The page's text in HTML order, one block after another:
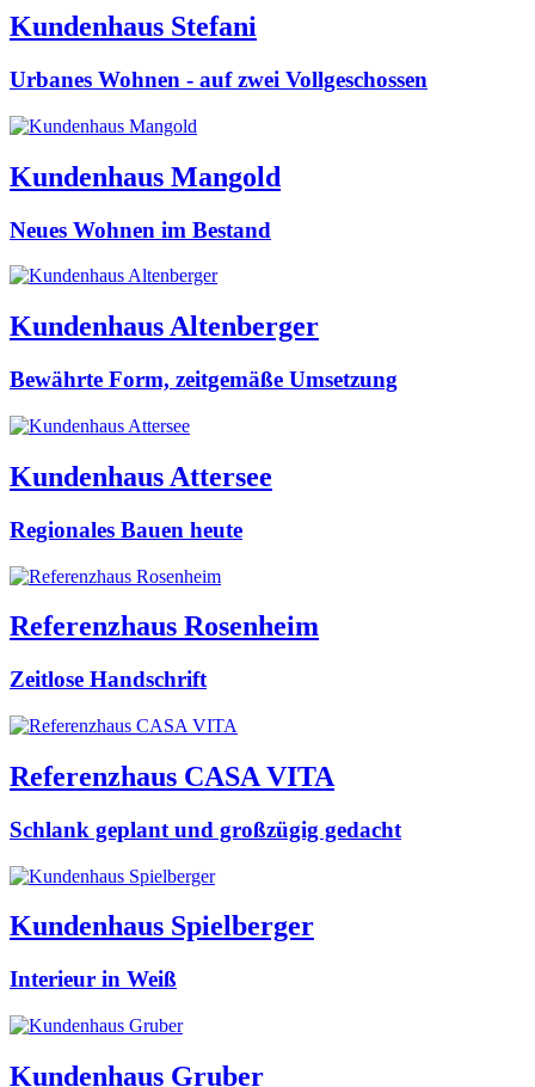
Kundenhaus Stefani
Urbanes Wohnen - auf zwei Vollgeschossen
Kundenhaus Mangold
Neues Wohnen im Bestand
Kundenhaus Altenberger
Bewährte Form, zeitgemäße Umsetzung
Kundenhaus Attersee
Regionales Bauen heute
Referenzhaus Rosenheim
Zeitlose Handschrift
Referenzhaus CASA VITA
Schlank geplant und großzügig gedacht
Kundenhaus Spielberger
Interieur in Weiß
Kundenhaus Gruber